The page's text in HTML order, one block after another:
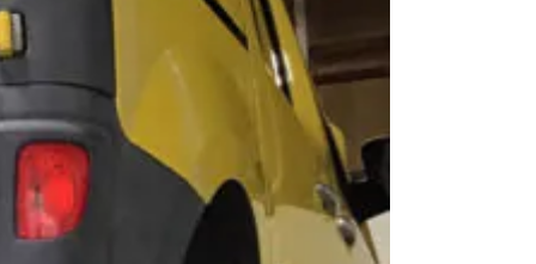
談も可能です。
ださい。